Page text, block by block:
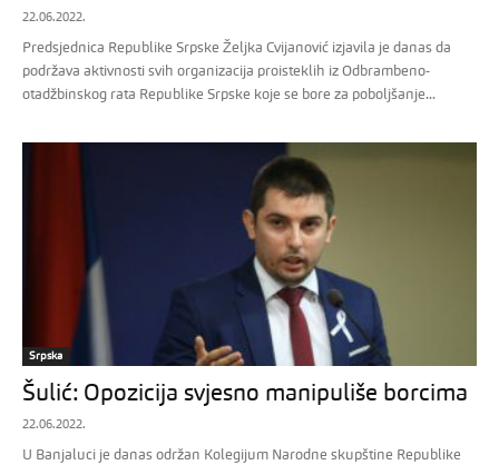
22.06.2022.
Predsjednica Republike Srpske Željka Cvijanović izjavila je danas da
podržava aktivnosti svih organizacija proisteklih iz Odbrambeno-
otadžbinskog rata Republike Srpske koje se bore za poboljšanje...
Srpska
Šulić: Opozicija svjesno manipuliše borcima
22.06.2022.
U Banjaluci je danas održan Kolegijum Narodne skupštine Republike